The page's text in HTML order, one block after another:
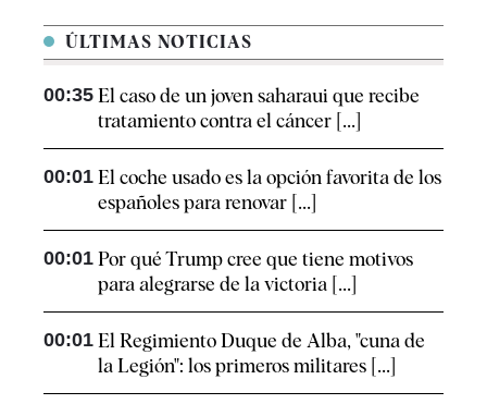
ÚLTIMAS NOTICIAS
00:35 El caso de un joven saharaui que recibe
tratamiento contra el cáncer [...]
00:01 El coche usado es la opción favorita de los
españoles para renovar [...]
00:01 Por qué Trump cree que tiene motivos
para alegrarse de la victoria [...]
00:01 El Regimiento Duque de Alba, "cuna de
la Legión": los primeros militares [...]